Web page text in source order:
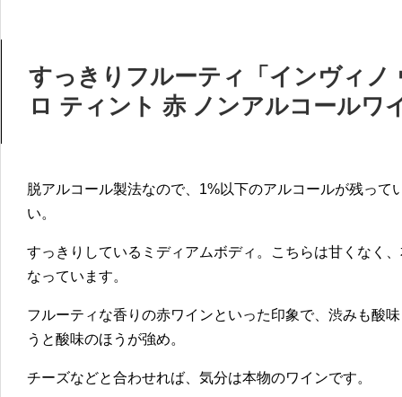
すっきりフルーティ「インヴィノ
ロ ティント 赤 ノンアルコールワ
脱アルコール製法なので、1%以下のアルコールが残って
い。
すっきりしているミディアムボディ。こちらは甘くなく
なっています。
フルーティな香りの赤ワインといった印象で、渋みも酸
うと酸味のほうが強め。
チーズなどと合わせれば、気分は本物のワインです。